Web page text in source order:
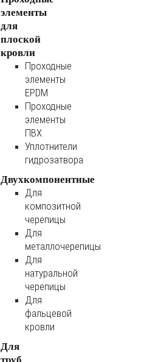
элементы
для
плоской
кровли
Проходные
элементы
EPDM
Проходные
элементы
ПВХ
Уплотнители
гидрозатвора
Двухкомпонентные
Для
композитной
черепицы
Для
металлочерепицы
Для
натуральной
черепицы
Для
фальцевой
кровли
Для